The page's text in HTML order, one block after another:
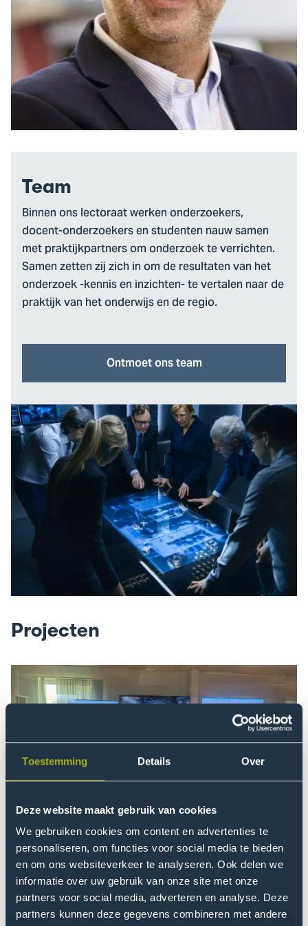
Toestemming Details Over
Deze website maakt gebruik van cookies
We gebruiken cookies om content en advertenties te
personaliseren, om functies voor social media te bieden
en om ons websiteverkeer te analyseren. Ook delen we
informatie over uw gebruik van onze site met onze
partners voor social media, adverteren en analyse. Deze
partners kunnen deze gegevens combineren met andere
Team
Binnen ons lectoraat werken onderzoekers,
docent-onderzoekers en studenten nauw samen
met praktijkpartners om onderzoek te verrichten.
Samen zetten zij zich in om de resultaten van het
onderzoek -kennis en inzichten- te vertalen naar de
praktijk van het onderwijs en de regio.
Ontmoet ons team
Projecten
naar
Cybersecurity
Lab:
Co-
creating
Cybersecurity Living Lab: Co-creating
Cybersecurity
Het Cybersecurity Living Lab is een experimentele
werkomgeving waar studenten, onderzoekers,
bedrijven, publieke instellingen en eindgebruikers